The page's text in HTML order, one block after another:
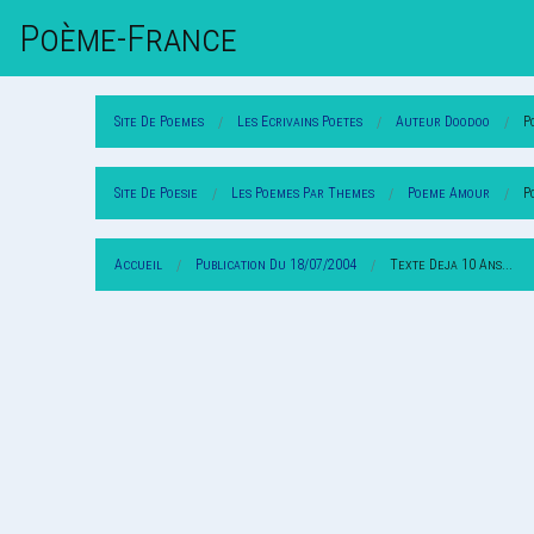
Poème-FrAnce
Site De Poemes Les Ecrivains Poetes Auteur Doodoo
Site De Poesie Les Poemes Par Themes Poeme Amour
Accueil Publication Du 18/07/2004 Texte Deja 10 Ans...